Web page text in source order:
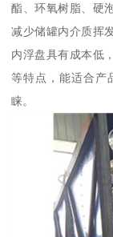
酯、环氧树脂、硬
减少储罐内介质挥
内浮盘具有成本低
等特点，能适合产
睐。